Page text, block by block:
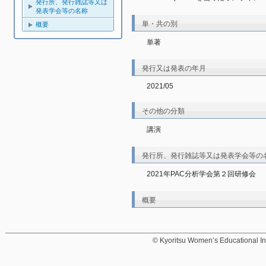
発行所、発行雑誌等又は
発表学会等の名称
概要
単・共の別
単著
発行又は発表の年月
2021/05
その他の分類
講演
発行所、発行雑誌等又は発表学会等の
2021年PAC分析学会第２回研修会
概要